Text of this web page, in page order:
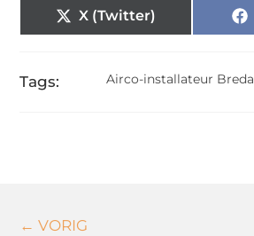
X (Twitter)
Tags: Airco-installateur Breda
← VORIG